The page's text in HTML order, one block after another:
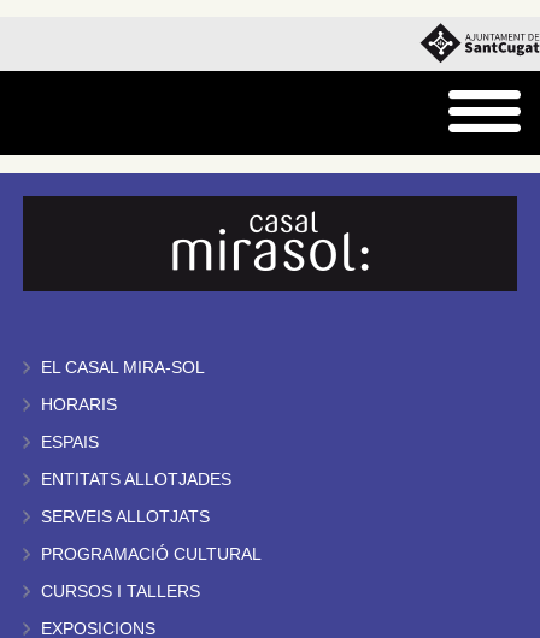
EL CASAL MIRA-SOL
HORARIS
ESPAIS
ENTITATS ALLOTJADES
SERVEIS ALLOTJATS
PROGRAMACIÓ CULTURAL
CURSOS I TALLERS
EXPOSICIONS